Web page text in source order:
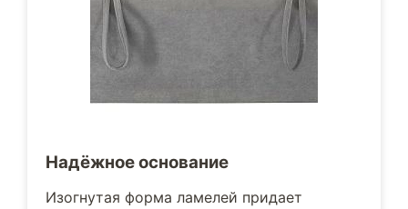
Надёжное основание
Изогнутая форма ламелей придает